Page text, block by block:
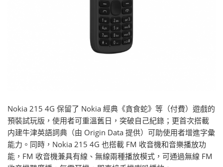
Nokia 215 4G 保留了 Nokia 經典《貪食蛇》等（付費）遊戲的
預裝試玩版，使用者可重溫舊日，突破自己紀錄；更首次搭載
内建牛津英語詞典（由 Origin Data 提供）可助使用者增進字彙
能力。同時，Nokia 215 4G 也搭載 FM 收音機和音樂播放功
能，FM 收音機兼具有線、無線兩種播放模式，可通過無線 FM